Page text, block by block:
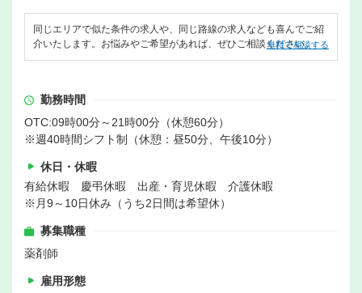
同じエリアで似た条件の求人や、同じ路線の求人なども喜んでご紹
介いたします。お悩みやご希望があれば、ぜひご相談ください。
無料で相談する
勤務時間
OTC:09時00分～21時00分（休憩60分）
※週40時間シフト制（休憩：昼50分、午後10分）
休日・休暇
有給休暇 慶弔休暇 出産・育児休暇 介護休暇
※月9～10日休み（うち2日間は希望休）
募集職種
薬剤師
雇用形態